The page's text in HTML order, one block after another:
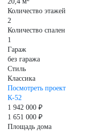
Количество этажей
2
Количество спален
1
Гараж
без гаража
Стиль
Классика
Посмотреть проект
К-52
1 942 000 ₽
1 651 000 ₽
Площадь дома